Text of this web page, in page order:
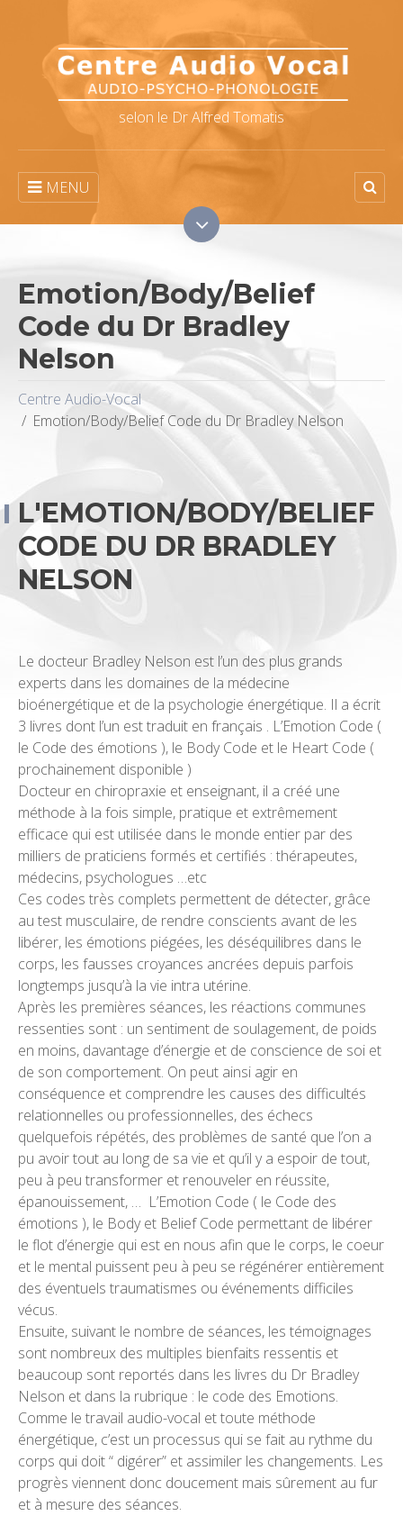
selon le Dr Alfred Tomatis
MENU
Emotion/Body/Belief
Code du Dr Bradley
Nelson
Centre Audio-Vocal
Emotion/Body/Belief Code du Dr Bradley Nelson
L'EMOTION/BODY/BELIEF
CODE DU DR BRADLEY
NELSON
Le docteur Bradley Nelson est l’un des plus grands
experts dans les domaines de la médecine
bioénergétique et de la psychologie énergétique. Il a écrit
3 livres dont l’un est traduit en français . L’Emotion Code (
le Code des émotions ), le Body Code et le Heart Code (
prochainement disponible )
Docteur en chiropraxie et enseignant, il a créé une
méthode à la fois simple, pratique et extrêmement
efficace qui est utilisée dans le monde entier par des
milliers de praticiens formés et certifiés : thérapeutes,
médecins, psychologues …etc
Ces codes très complets permettent de détecter, grâce
au test musculaire, de rendre conscients avant de les
libérer, les émotions piégées, les déséquilibres dans le
corps, les fausses croyances ancrées depuis parfois
longtemps jusqu’à la vie intra utérine.
Après les premières séances, les réactions communes
ressenties sont : un sentiment de soulagement, de poids
en moins, davantage d’énergie et de conscience de soi et
de son comportement. On peut ainsi agir en
conséquence et comprendre les causes des difficultés
relationnelles ou professionnelles, des échecs
quelquefois répétés, des problèmes de santé que l’on a
pu avoir tout au long de sa vie et qu’il y a espoir de tout,
peu à peu transformer et renouveler en réussite,
épanouissement, … L’Emotion Code ( le Code des
émotions ), le Body et Belief Code permettant de libérer
le flot d’énergie qui est en nous afin que le corps, le coeur
et le mental puissent peu à peu se régénérer entièrement
des éventuels traumatismes ou événements difficiles
vécus.
Ensuite, suivant le nombre de séances, les témoignages
sont nombreux des multiples bienfaits ressentis et
beaucoup sont reportés dans les livres du Dr Bradley
Nelson et dans la rubrique : le code des Emotions.
Comme le travail audio-vocal et toute méthode
énergétique, c’est un processus qui se fait au rythme du
corps qui doit “ digérer” et assimiler les changements. Les
progrès viennent donc doucement mais sûrement au fur
et à mesure des séances.